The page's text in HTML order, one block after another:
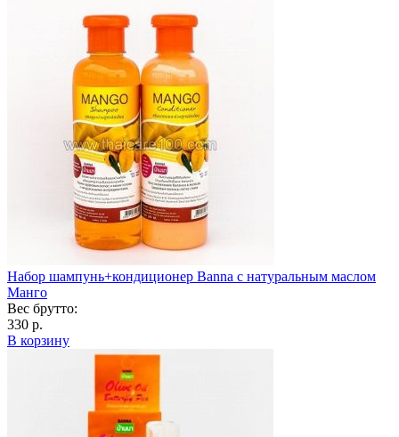
Набор шампунь+кондиционер Banna с натуральным маслом
Манго
Вес брутто:
330 р.
В корзину